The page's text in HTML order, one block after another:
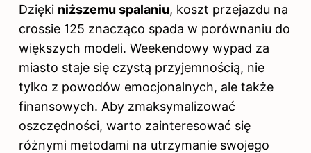
Dzięki niższemu spalaniu, koszt przejazdu na
crossie 125 znacząco spada w porównaniu do
większych modeli. Weekendowy wypad za
miasto staje się czystą przyjemnością, nie
tylko z powodów emocjonalnych, ale także
finansowych. Aby zmaksymalizować
oszczędności, warto zainteresować się
różnymi metodami na utrzymanie swojego